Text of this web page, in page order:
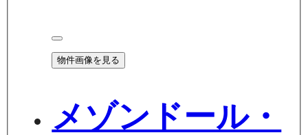
物件画像を見る
メゾンドール・